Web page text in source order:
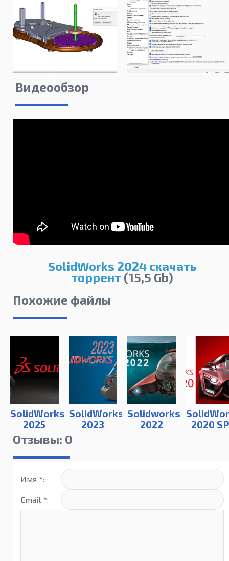
Видеообзор
SolidWorks 2024 скачать
торрент (15,5 Gb)
Похожие файлы
SolidWorks
2025
SolidWorks
2023
Solidworks
2022
2020 SP
Отзывы: 0
Имя *:
Email *: